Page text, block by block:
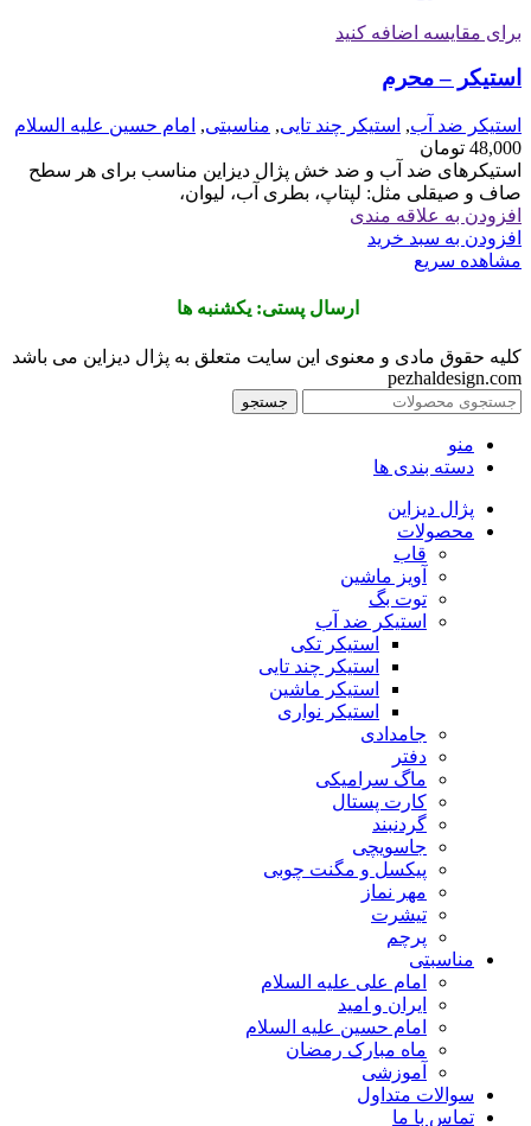
برای مقایسه اضافه کنید
استیکر – محرم
استیکر ضد آب, استیکر چند تایی, مناسبتی, امام حسین علیه السلام
48,000 تومان
استیکرهای ضد آب و ضد خش پژال دیزاین مناسب برای هر سطح
صاف و صیقلی مثل: لپتاپ، بطری آب، لیوان،
افزودن به علاقه مندی
افزودن به سبد خرید
مشاهده سریع
ارسال پستی: یکشنبه ها
کلیه حقوق مادی و معنوی این سایت متعلق به پژال دیزاین می باشد
pezhaldesign.com
جستجو
منو
دسته بندی ها
پژال دیزاین
محصولات
قاب
آویز ماشین
توت بگ
استیکر ضد آب
استیکر تکی
استیکر چند تایی
استیکر ماشین
استیکر نواری
جامدادی
دفتر
ماگ سرامیکی
کارت پستال
گردنبند
جاسویچی
پیکسل و مگنت چوبی
مهر نماز
تیشرت
پرچم
مناسبتی
امام علی علیه السلام
ایران و امید
امام حسین علیه السلام
ماه مبارک رمضان
آموزشی
سوالات متداول
تماس با ما